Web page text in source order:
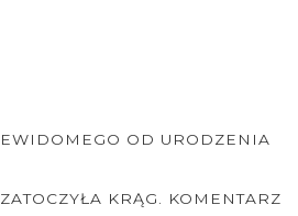
OD URODZENIA
KRĄG. KOMENTARZ